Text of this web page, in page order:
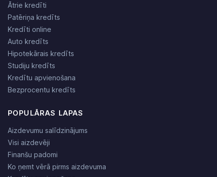
Ātrie kredīti
Patēriņa kredīts
Kredīti online
Auto kredīts
Hipotekārais kredīts
Studiju kredīts
Kredītu apvienošana
Bezprocentu kredīts
POPULĀRAS LAPAS
Aizdevumu salīdzinājums
Visi aizdevēji
Finanšu padomi
Ko ņemt vērā pirms aizdevuma